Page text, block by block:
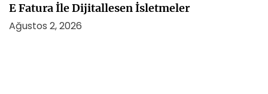
E Fatura İle Dijitallesen İsletmeler
Ağustos 2, 2026